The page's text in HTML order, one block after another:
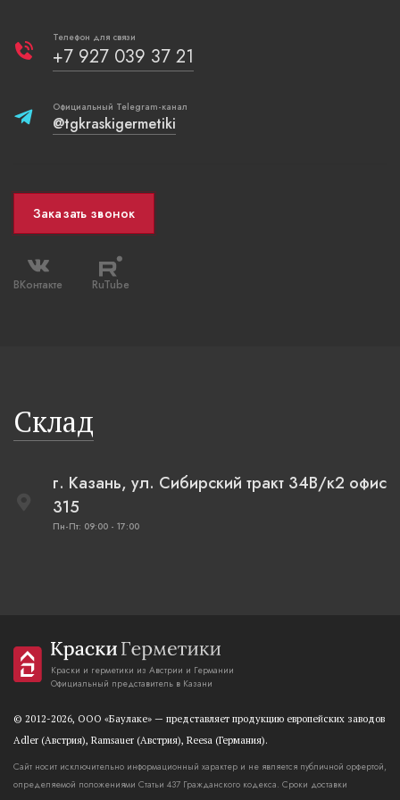
Телефон для связи
+7 927 039 37 21
Официальный Telegram-канал
@tgkraskigermetiki
Заказать звонок
ВКонтакте RuTube
Склад
г. Казань, ул. Сибирский тракт 34В/к2 офис
315
Пн-Пт: 09:00 - 17:00
Краски и герметики из Австрии и Германии
Официальный представитель в Казани
© 2012-2026, OOO «Баулаке» — представляет продукцию европейских заводов
Adler (Австрия), Ramsauer (Австрия), Reesa (Германия).
Сайт носит исключительно информационный характер и не является публичной орфертой,
определяемой положениями Статьи 437 Гражданского кодекса. Сроки доставки